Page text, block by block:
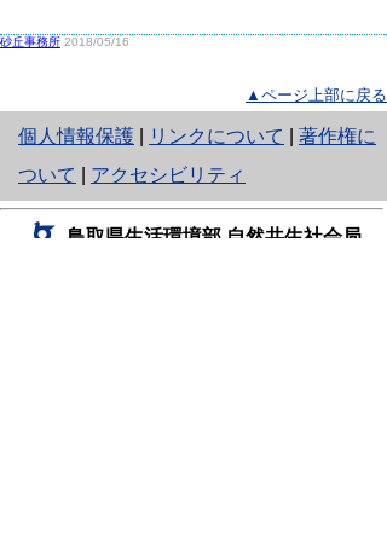
砂丘事務所 2018/05/16
▲ページ上部に戻る
個人情報保護
と
り
ネ
リンクについて
著作権に
ついて
アクセシビリティ
鳥取県生活環境部 自然共生社会局